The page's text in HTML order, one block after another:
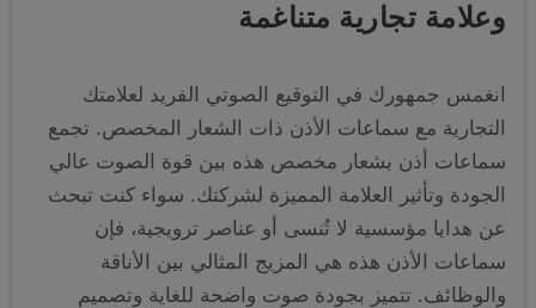
وعلامة تجارية متناغمة
انغمس جمهورك في التوقيع الصوتي الفريد لعلامتك
التجارية مع سماعات الأذن ذات الشعار المخصص. تجمع
سماعات أذن بشعار مخصص هذه بين قوة الصوت عالي
الجودة وتأثير العلامة المميزة لشركتك. سواء كنت تبحث
عن هدايا مؤسسية لا تُنسى أو عناصر ترويجية، فإن
سماعات الأذن هذه هي المزيج المثالي بين الأناقة
والوظائف. تتميز بجودة صوت واضحة للغاية وتصميم